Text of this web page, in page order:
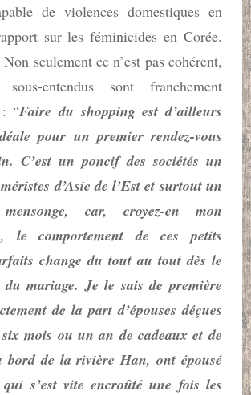
de violences domestiques en
sur les féminicides en Corée.
seulement ce n’est pas cohérent,
entendus sont franchement
: “Faire du shopping est d’ailleurs
pour un premier rendez-vous
C’est un poncif des sociétés un
d’Asie de l’Est et surtout un
car, croyez-en mon
le comportement de ces petits
change du tout au tout dès le
du mariage. Je le sais de première
de la part d’épouses déçues
mois ou un an de cadeaux et de
bord de la rivière Han, ont épousé
qui s’est vite encroûté une fois les